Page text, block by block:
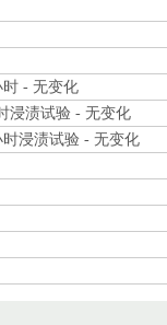
时 - 无变化
浸渍试验 - 无变化
时浸渍试验 - 无变化